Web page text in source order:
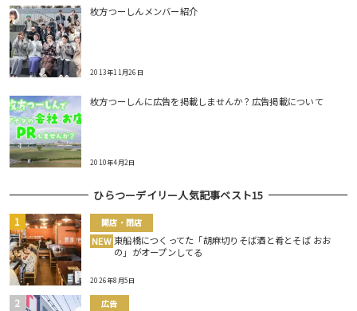
枚方つーしんメンバー紹介
2013年11月26日
枚方つーしんに広告を掲載しませんか？広告掲載について
2010年4月2日
ひらつーデイリー人気記事ベスト15
開店・閉店
NEW 東船橋につくってた「胡麻切りそば酒と肴とそば おお
の」がオープンしてる
2026年8月5日
広告